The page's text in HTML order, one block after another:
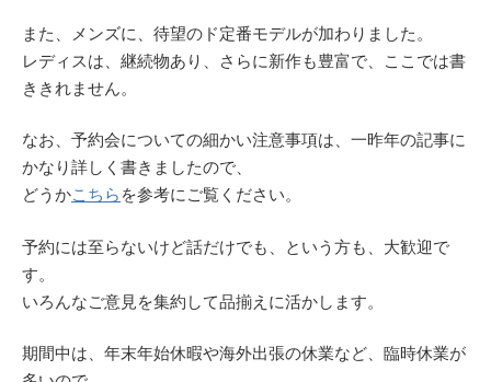
また、メンズに、待望のド定番モデルが加わりました。
レディスは、継続物あり、さらに新作も豊富で、ここでは書
ききれません。
なお、予約会についての細かい注意事項は、一昨年の記事に
かなり詳しく書きましたので、
どうかこちら を参考にご覧ください。
予約には至らないけど話だけでも、という方も、大歓迎で
す。
いろんなご意見を集約して品揃えに活かします。
期間中は、年末年始休暇や海外出張の休業など、臨時休業が